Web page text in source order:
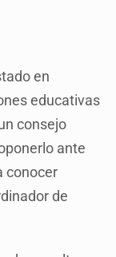
en
educativas
consejo
ante
conocer
de